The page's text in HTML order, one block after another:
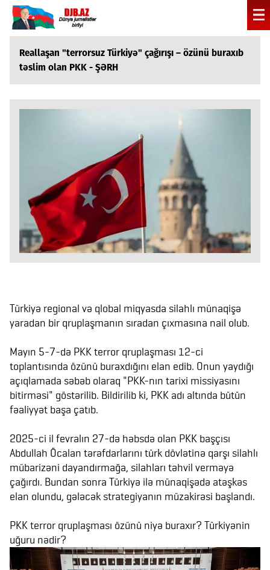
Reallaşan "terrorsuz Türkiyə" çağırışı – özünü buraxıb
təslim olan PKK - ŞƏRH
Türkiyə regional və qlobal miqyasda silahlı münaqişə
yaradan bir qruplaşmanın sıradan çıxmasına nail olub.
Mayın 5-7-də PKK terror qruplaşması 12-ci
toplantısında özünü buraxdığını elan edib. Onun yaydığı
açıqlamada səbəb olaraq "PKK-nın tarixi missiyasını
bitirməsi" göstərilib. Bildirilib ki, PKK adı altında bütün
fəaliyyət başa çatıb.
2025-ci il fevralın 27-də həbsdə olan PKK başçısı
Abdullah Öcalan tərəfdarlarını türk dövlətinə qarşı silahlı
mübarizəni dayandırmağa, silahları təhvil verməyə
çağırdı. Bundan sonra Türkiyə ilə münaqişədə atəşkəs
elan olundu, gələcək strategiyanın müzakirəsi başlandı.
PKK terror qruplaşması özünü niyə buraxır? Türkiyənin
uğuru nədir?